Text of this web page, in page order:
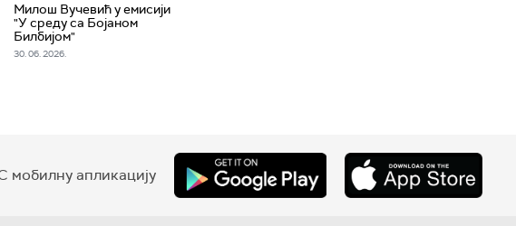
Милош Вучевић у емисији
"У среду са Бојаном
Билбијом"
30. 06. 2026.
мобилну апликацију